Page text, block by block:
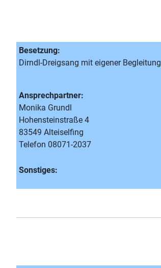
Besetzung:
Dirndl-Dreigsang mit eigener Begleitung
Ansprechpartner:
Monika Grundl
Hohensteinstraße 4
83549 Alteiselfing
Telefon 08071-2037
Sonstiges: